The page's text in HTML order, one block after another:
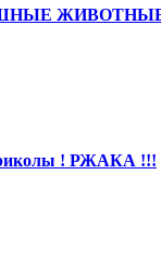
! РЖАКА !!!